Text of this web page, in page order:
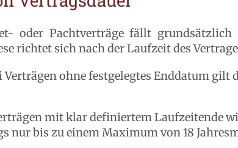
oder Pachtverträge fällt grundsätzlich
richtet sich nach der Laufzeit des
ohne festgelegtes Enddatum gilt
mit klar definiertem Laufzeitende
nur bis zu einem Maximum von 18